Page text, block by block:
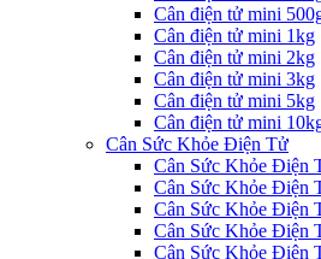
Cân điện tử mini
Cân điện tử mini 1kg
Cân điện tử mini 2kg
Cân điện tử mini 3kg
Cân điện tử mini 5kg
Cân điện tử mini
Cân Sức Khỏe Điện Tử
Cân Sức Khỏe Điện
Cân Sức Khỏe Điện
Cân Sức Khỏe Điện
Cân Sức Khỏe Điện
Cân Sức Khỏe Điện